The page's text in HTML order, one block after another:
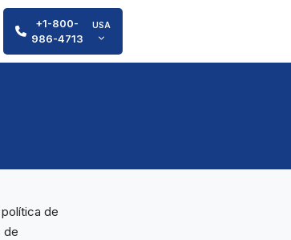
+1-800-
986-4713
USA
de
de